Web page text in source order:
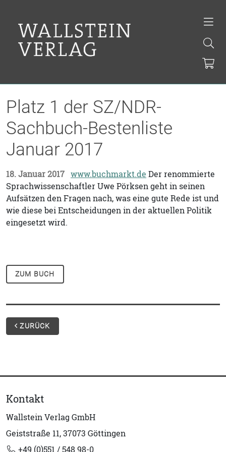
Platz 1 der SZ/NDR-
Sachbuch-Bestenliste
Januar 2017
18. Januar 2017 www.buchmarkt.de Der renommierte
Sprachwissenschaftler Uwe Pörksen geht in seinen
Aufsätzen den Fragen nach, was eine gute Rede ist und
wie diese bei Entscheidungen in der aktuellen Politik
eingesetzt wird.
ZUM BUCH
ZURÜCK
Kontakt
Wallstein Verlag GmbH
Geiststraße 11, 37073 Göttingen
+49 (0)551 / 548 98-0